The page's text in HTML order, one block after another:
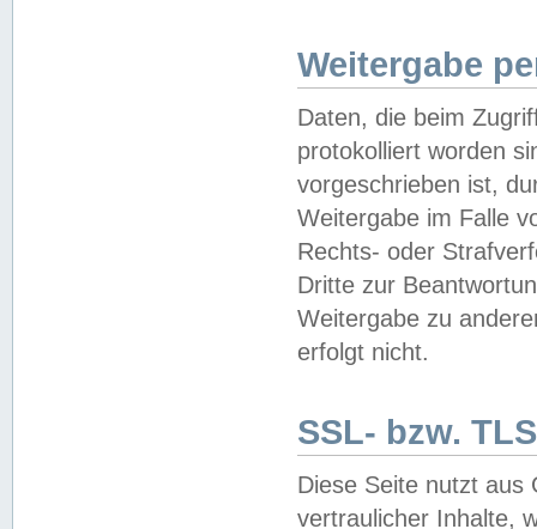
Weitergabe
Daten, die beim
protokolliert worden
vorgeschrieben ist,
Weitergabe im Falle
Rechts- oder
Dritte zur
Weitergabe zu
erfolgt nicht.
SSL- bzw.
Diese Seite nutzt aus
vertraulicher Inhalte,